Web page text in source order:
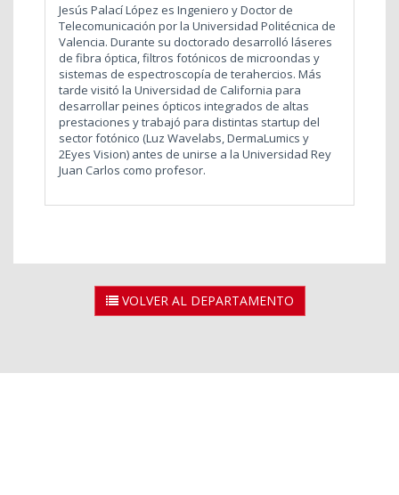
Jesús Palací López es Ingeniero y Doctor de
Telecomunicación por la Universidad Politécnica de
Valencia. Durante su doctorado desarrolló láseres
de fibra óptica, filtros fotónicos de microondas y
sistemas de espectroscopía de terahercios. Más
tarde visitó la Universidad de California para
desarrollar peines ópticos integrados de altas
prestaciones y trabajó para distintas startup del
sector fotónico (Luz Wavelabs, DermaLumics y
2Eyes Vision) antes de unirse a la Universidad Rey
Juan Carlos como profesor.
VOLVER AL DEPARTAMENTO